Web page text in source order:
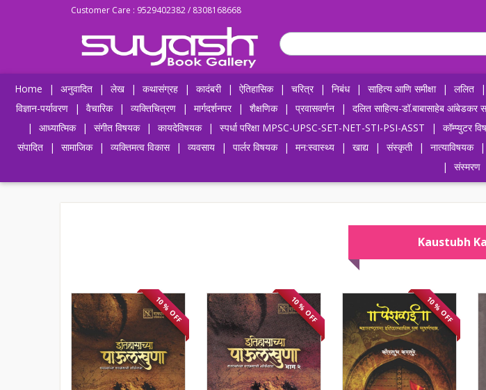
Customer Care : 9529402382 / 8308168668
Home | अनुवादित | लेख | कथासंग्रह | कादंबरी | ऐतिहासिक | चरित्र | निबंध | साहित्य आणि समीक्षा | ललित |
विज्ञान-पर्यावरण
| वैचारिक | व्यक्तिचित्रण | मार्गदर्शनपर | शैक्षणिक | प्रवासवर्णन | दलित साहित्य-डॉ.बाबासाहेब आंबेडकर
|
आध्यात्मिक | संगीत विषयक | कायदेविषयक | स्पर्धा परिक्षा MPSC-UPSC-SET-NET-STI-PSI-ASST | कॉम्प्युटर
संपादित
| सामाजिक | व्यक्तिमत्व विकास | व्यवसाय | पार्लर विषयक | मन:स्वास्थ्य | खाद्य | संस्कृती | नात्याविषयक |
|
संस्मरण
Kaustubh
10 % OFF 10 % OFF 10 % OFF